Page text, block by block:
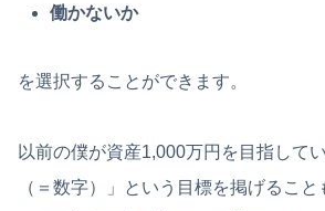
働かないか
を選択することができます。
以前の僕が資産1,000万円を目指して
（＝数字）」という目標を掲げるこ